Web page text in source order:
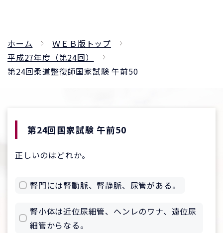
ホーム
ＷＥＢ版トップ
平成27年度（第24回）
第24回柔道整復師国家試験 午前50
第24回国家試験 午前50
正しいのはどれか。
腎門には腎動脈、腎静脈、尿管がある。
腎小体は近位尿細管、ヘンレのワナ、遠位尿
細管からなる。